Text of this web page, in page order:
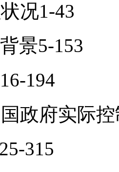
况1-43
景5-153
194
政府实际
315